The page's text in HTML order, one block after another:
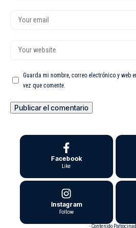
Guarda mi nombre, correo electrónico y web
vez que comente.
Facebook
Like
Instagram
Follow
- Contenido